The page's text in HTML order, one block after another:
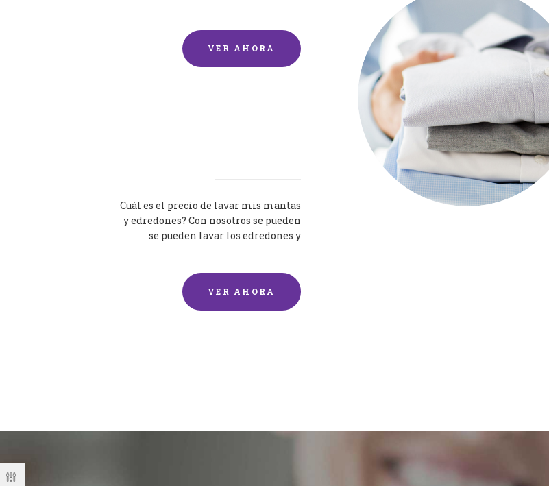
VER AHORA
Cuál es el precio de lavar mis mantas
y edredones? Con nosotros se pueden
se pueden lavar los edredones y
VER AHORA